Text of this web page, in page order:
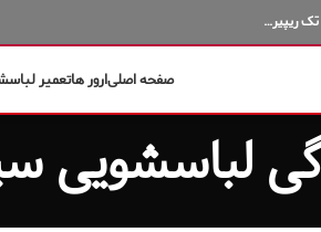
تک ریپیر…
صفحه اصلیارور هاتعمیر
لباسشویی